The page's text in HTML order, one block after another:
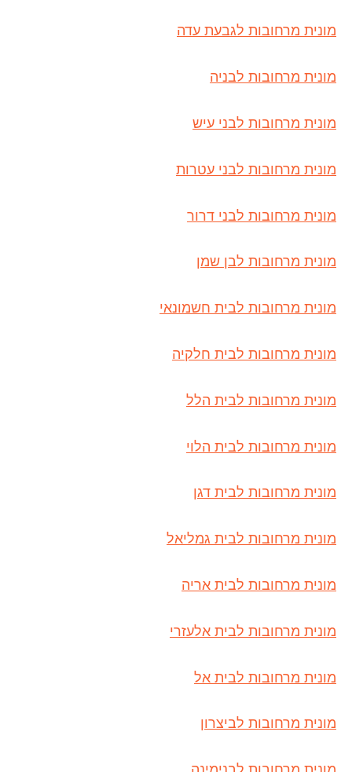
מונית מרחובות לגבעת עדה
מונית מרחובות לבניה
מונית מרחובות לבני עיש
מונית מרחובות לבני עטרות
מונית מרחובות לבני דרור
מונית מרחובות לבן שמן
מונית מרחובות לבית חשמונאי
מונית מרחובות לבית חלקיה
מונית מרחובות לבית הלל
מונית מרחובות לבית הלוי
מונית מרחובות לבית דגן
מונית מרחובות לבית גמליאל
מונית מרחובות לבית אריה
מונית מרחובות לבית אלעזרי
מונית מרחובות לבית אל
מונית מרחובות לביצרון